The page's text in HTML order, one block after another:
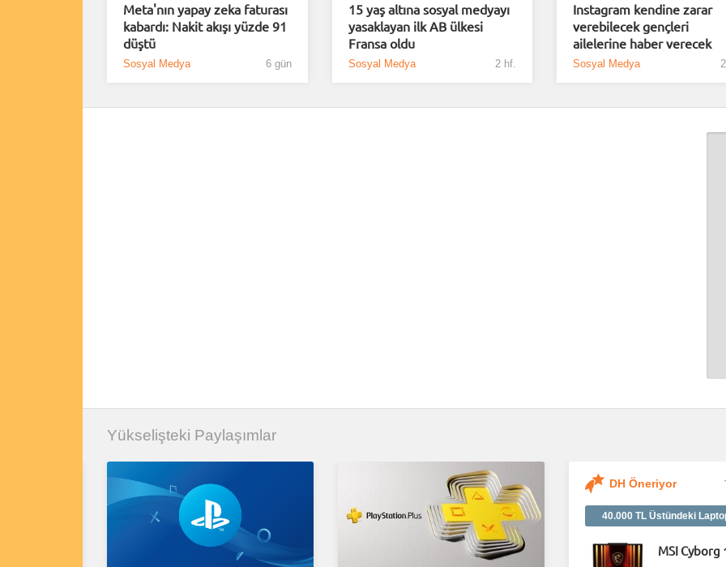
Meta'nın yapay zeka faturası
kabardı: Nakit akışı yüzde 91
düştü
Sosyal Medya 6 gün
15 yaş altına sosyal medyayı
yasaklayan ilk AB ülkesi
Fransa oldu
Sosyal Medya 2 hf.
Instagram kendine zarar
verebilecek gençleri
ailelerine haber verecek
Sosyal Medya
Yükselişteki Paylaşımlar
DH Öneriyor
40.000 TL Üstündeki
MSI Cyborg